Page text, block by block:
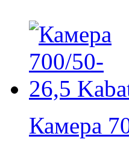
Камера